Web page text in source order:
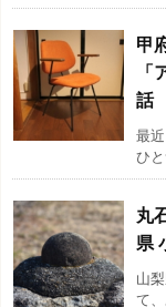
甲
話
最
ひ
丸
県
山
て